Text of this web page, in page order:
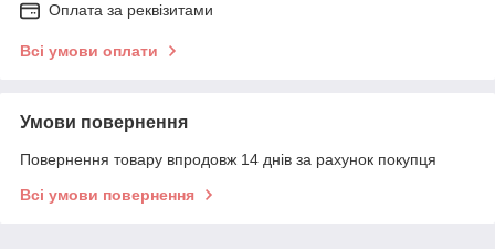
Оплата за реквізитами
Всі умови оплати
Умови повернення
Повернення товару впродовж 14 днів за рахунок покупця
Всі умови повернення